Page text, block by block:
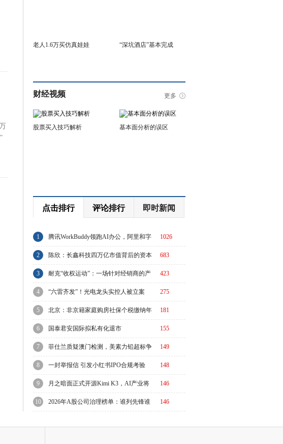
老人1.6万买仿真娃娃 “深坑酒店”基本完成
财经视频 更多
股票买入技巧解析 基本面分析的误区
点击排行 评论排行 即时新闻
1026
1 腾讯WorkBuddy领跑AI办公，阿里和字
节急了？ 683
2 陈欣：长鑫科技四万亿市值背后的资本
与周期 423
3 耐克“收权运动”：一场针对经销商的产
业链价值重估 275
4 “六雷齐发”！光电龙头实控人被立案
181
5 北京：非京籍家庭购房社保个税缴纳年
限下调为一年，公积金贷款额度最高340
万元
155
6 国泰君安国际拟私有化退市
149
7 菲仕兰质疑澳门检测，美素力铅超标争
议升级 148
8 一封举报信 引发小红书IPO合规考验
146
9 月之暗面正式开源Kimi K3，AI产业将
迎又一个“DeepSeek时刻”冲击波？ 146
10 2026年A股公司治理榜单：谁列先锋谁